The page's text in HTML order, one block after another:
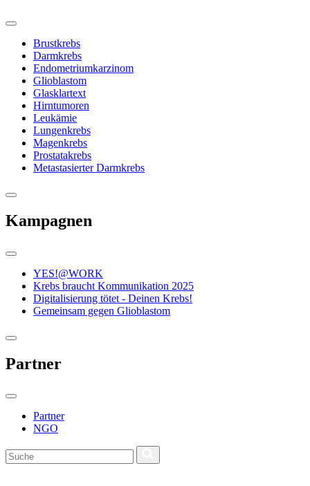
Brustkrebs
Darmkrebs
Endometriumkarzinom
Glioblastom
Glasklartext
Hirntumoren
Leukämie
Lungenkrebs
Magenkrebs
Prostatakrebs
Metastasierter Darmkrebs
Kampagnen
YES!@WORK
Krebs braucht Kommunikation 2025
Digitalisierung tötet - Deinen Krebs!
Gemeinsam gegen Glioblastom
Partner
Partner
NGO